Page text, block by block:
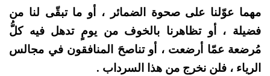
مهما عوّلنا على صحوة الضمائر ، أو ما تبقّى لنا من
فضيلة ، أو تظاهرنا بالخوف من يومٍ تدهل فيه كلُّ
مُرضعة عمّا أرضعت ، أو تناصحَ المنافقون في مجالس
الرياء ، فلن نخرج من هذا السرداب .